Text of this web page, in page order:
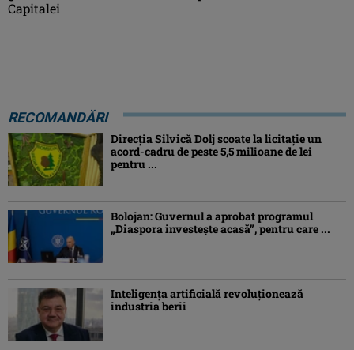
Capitalei
RECOMANDĂRI
Direcția Silvică Dolj scoate la licitație un
acord-cadru de peste 5,5 milioane de lei
pentru ...
Bolojan: Guvernul a aprobat programul
„Diaspora investeşte acasă”, pentru care ...
Inteligența artificială revoluționează
industria berii